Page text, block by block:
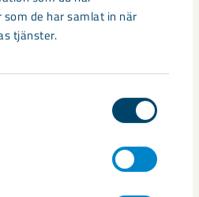
de har samlat in när
tjänster.
med att samla in och
bergmekaniker sedan analyserar.